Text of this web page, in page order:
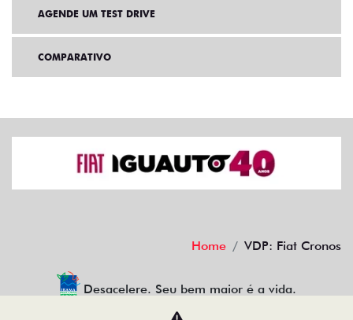
AGENDE UM TEST DRIVE
COMPARATIVO
Home VDP: Fiat Cronos
Desacelere. Seu bem maior é a vida.